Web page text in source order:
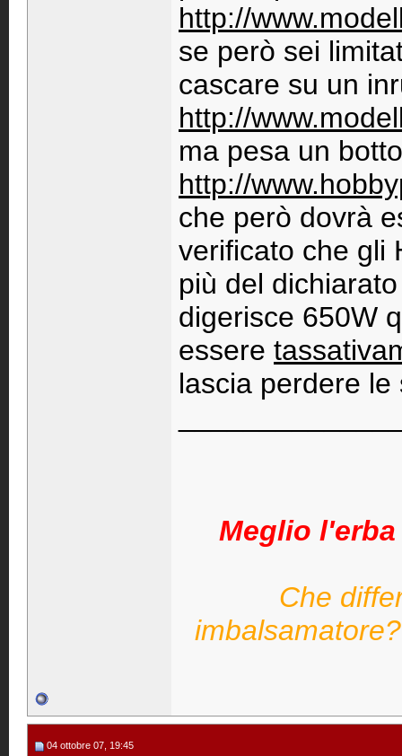
http://
se però sei
cascare su un
http://
ma pesa un
http://
che però dovrà
verificato che gli
più del
digerisce 650W
essere
lascia perdere
Meglio
Che
04 ottobre 07, 19:45